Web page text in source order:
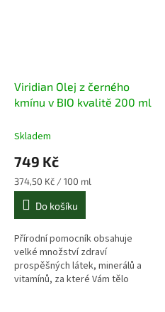
Viridian Olej z černého
kmínu v BIO kvalitě 200 ml
Skladem
749 Kč
Měrná
cena:
374,50 Kč / 100 ml
Do košíku
Přírodní pomocník obsahuje
velké množství zdraví
prospěšných látek, minerálů a
vitamínů, za které Vám tělo